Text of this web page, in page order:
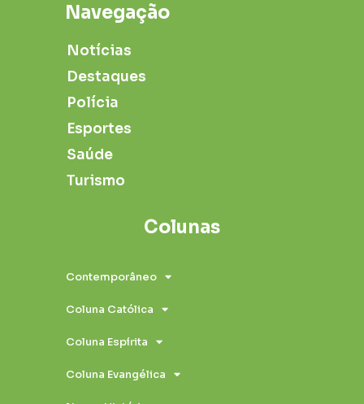
Navegação
Notícias
Destaques
Polícia
Esportes
Saúde
Turismo
Colunas
Contemporâneo
Coluna Católica
Coluna Espírita
Coluna Evangélica